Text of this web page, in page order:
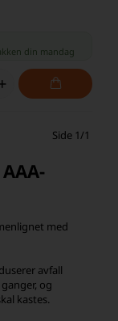
din mandag
Side 1/1
med
avfall
og
kastes.